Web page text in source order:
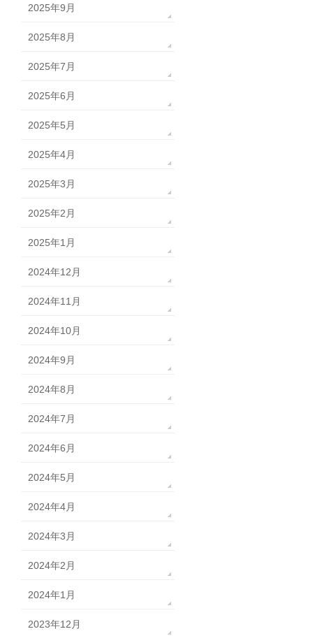
2025年9月
2025年8月
2025年7月
2025年6月
2025年5月
2025年4月
2025年3月
2025年2月
2025年1月
2024年12月
2024年11月
2024年10月
2024年9月
2024年8月
2024年7月
2024年6月
2024年5月
2024年4月
2024年3月
2024年2月
2024年1月
2023年12月